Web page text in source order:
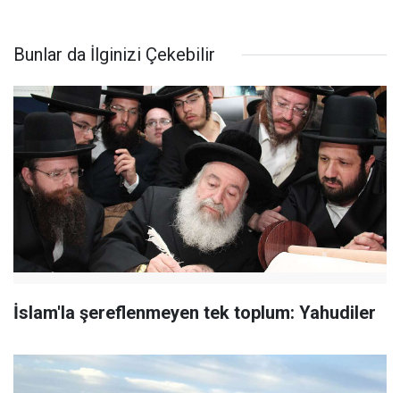
Bunlar da İlginizi Çekebilir
İslam'la şereflenmeyen tek toplum: Yahudiler